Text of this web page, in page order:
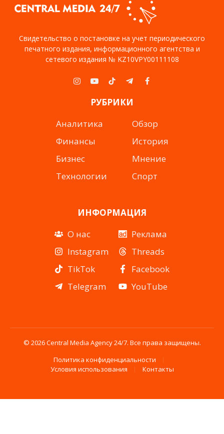
Свидетельство о постановке на учет периодического
печатного издания, информационного агентства и
сетевого издания № KZ10VPY00111108
Instagram
YouTubeTikTokTelegramFacebook
РУБРИКИ
Аналитика
Финансы
Бизнес
Технологии
Обзор
История
Мнение
Спорт
ИНФОРМАЦИЯ
О нас
Instagram
TikTok
Telegram
Реклама
Threads
Facebook
YouTube
© 2026 Central Media Agency 24/7. Все права защищены.
Политика конфиденциальности
Условия использования
Контакты